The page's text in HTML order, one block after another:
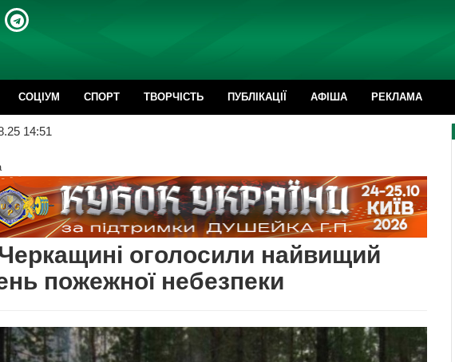
CОЦІУМ СПОРТ ТВОРЧІСТЬ ПУБЛІКАЦІЇ АФІША РЕКЛАМА
14:51
оголосили найвищий
пожежної небезпеки